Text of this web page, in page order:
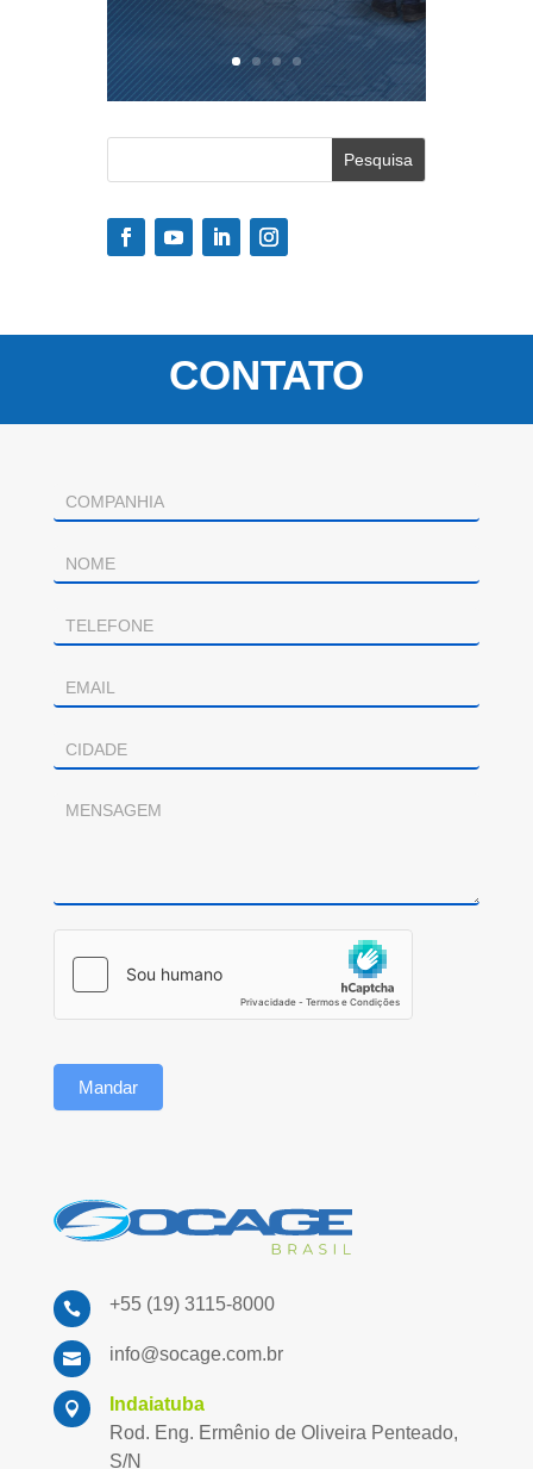
CONTATO
Contacto
Mandar
 +55 (19) 3115-8000
 info@socage.com.br

Indaiatuba
Rod. Eng. Ermênio de Oliveira Penteado,
S/N